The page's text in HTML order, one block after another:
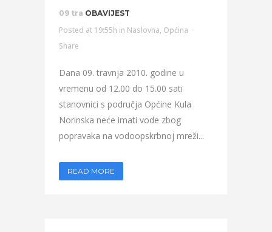
09 tra OBAVIJEST
Posted at 19:55h in Naslovna, Općina
Share
Dana 09. travnja 2010. godine u
vremenu od 12.00 do 15.00 sati
stanovnici s područja Općine Kula
Norinska neće imati vode zbog
popravaka na vodoopskrbnoj mreži...
READ MORE